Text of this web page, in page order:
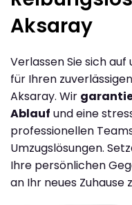
Aksaray
Verlassen Sie sich
für Ihren
Aksaray. Wir
Ablauf und eine
professionellen
Umzugslösungen.
Ihre persönlichen
an Ihr neues Zuhause